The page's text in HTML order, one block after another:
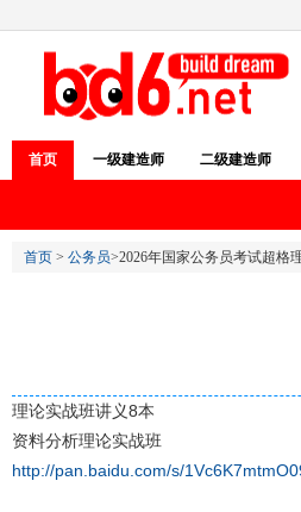
首页 一级建造师 二级建造师
首页 > 公务员>2026年国家公务员考试超格
理论实战班讲义8本
资料分析理论实战班
http://pan.baidu.com/s/